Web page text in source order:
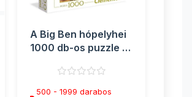
A Big Ben hópelyhei
1000 db-os puzzle -
500 - 1999 darabos